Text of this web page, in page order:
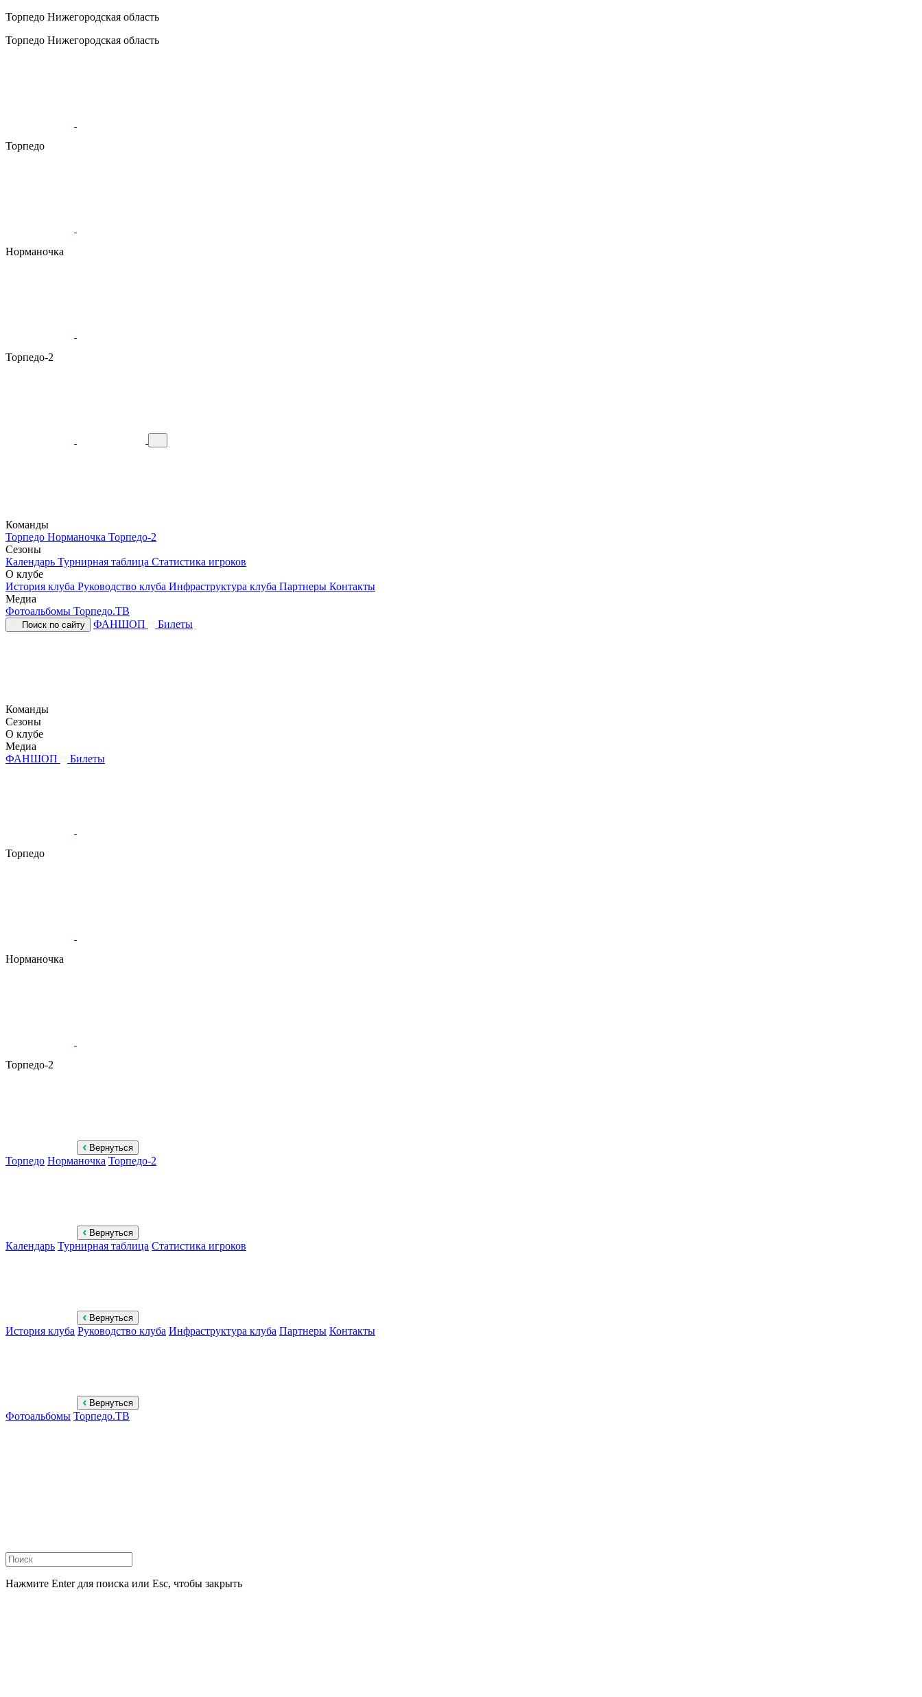
Торпедо Нижегородская область
Торпедо Нижегородская область
Торпедо
Норманочка
Торпедо-2
Команды
Торпедо Норманочка Торпедо-2
Сезоны
Календарь Турнирная таблица Статистика игроков
О клубе
История клуба Руководство клуба Инфраструктура клуба Партнеры Контакты
Медиа
Фотоальбомы Торпедо.ТВ
Поиск по сайту ФАНШОП Билеты
Команды
Сезоны
О клубе
Медиа
ФАНШОП
Билеты
Торпедо
Норманочка
Торпедо-2
Вернуться
Торпедо Норманочка Торпедо-2
Вернуться
Календарь Турнирная таблица Статистика игроков
Вернуться
История клуба Руководство клуба Инфраструктура клуба Партнеры Контакты
Вернуться
Фотоальбомы Торпедо.ТВ
Нажмите Enter для поиска или Esc, чтобы закрыть